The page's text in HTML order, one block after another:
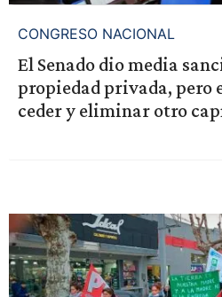
CONGRESO NACIONAL
El Senado dio media
propiedad privada, pero
ceder y eliminar otro